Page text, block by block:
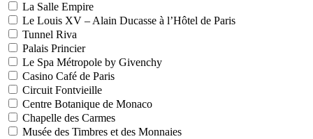
La Salle Empire
Le Louis XV – Alain Ducasse à l’Hôtel de Paris
Tunnel Riva
Palais Princier
Le Spa Métropole by Givenchy
Casino Café de Paris
Circuit Fontvieille
Centre Botanique de Monaco
Chapelle des Carmes
Musée des Timbres et des Monnaies